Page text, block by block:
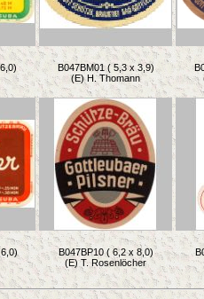
B047BM01 ( 5,3 x 3,9)
(E) H. Thomann
B047BP10 ( 6,2 x 8,0)
(E) T. Rosenlöcher